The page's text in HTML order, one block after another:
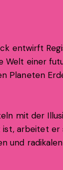
entwirft
einer
Planeten
mit der
arbeitet er
und